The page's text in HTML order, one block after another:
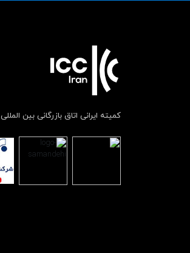
کمیته ایرانی اتاق بازرگانی بین المللی ICC